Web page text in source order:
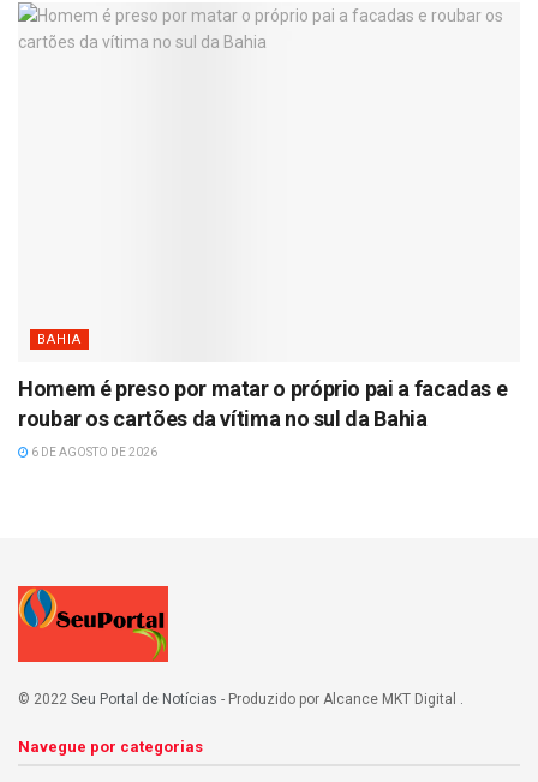
BAHIA
Homem é preso por matar o próprio pai a facadas e
roubar os cartões da vítima no sul da Bahia
6 DE AGOSTO DE 2026
© 2022 Seu Portal de Notícias - Produzido por Alcance MKT Digital
Navegue por categorias